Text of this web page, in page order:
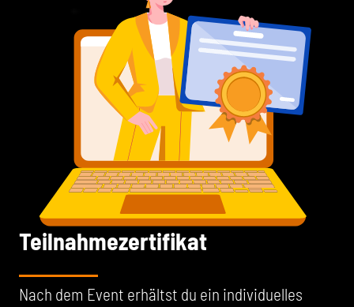
Teilnahmezertifikat
Nach dem Event erhältst du ein individuelles